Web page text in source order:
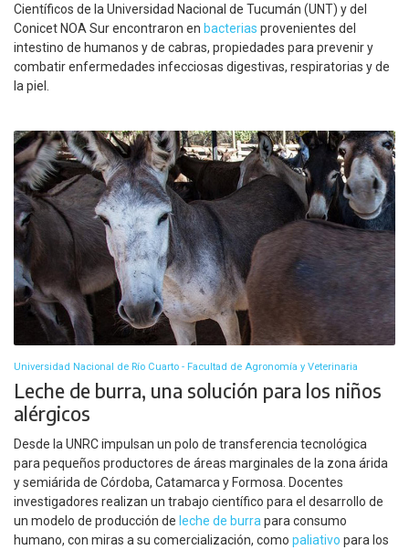
Científicos de la Universidad Nacional de Tucumán (UNT) y del
Conicet NOA Sur encontraron en bacterias provenientes del
intestino de humanos y de cabras, propiedades para prevenir y
combatir enfermedades infecciosas digestivas, respiratorias y de
la piel.
Universidad Nacional de Río Cuarto - Facultad de Agronomía y Veterinaria
Leche de burra, una solución para los niños
alérgicos
Desde la UNRC impulsan un polo de transferencia tecnológica
para pequeños productores de áreas marginales de la zona árida
y semiárida de Córdoba, Catamarca y Formosa. Docentes
investigadores realizan un trabajo científico para el desarrollo de
un modelo de producción de leche de burra para consumo
humano, con miras a su comercialización, como paliativo para los